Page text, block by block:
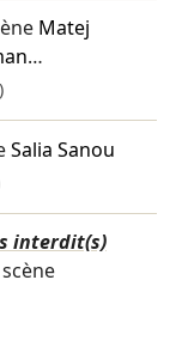
Matej
…
Salia Sanou
interdit(s)